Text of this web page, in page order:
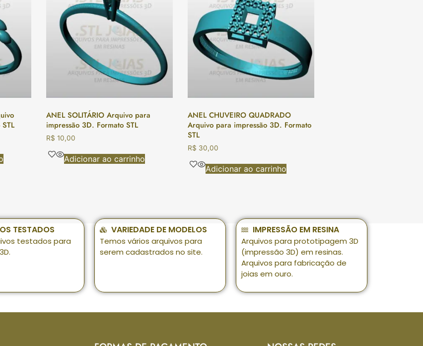
ANEL SOLITÁRIO Arquivo para
impressão 3D. Formato STL
R$ 10,00
Adicionar ao carrinho
ANEL CHUVEIRO QUADRADO
Arquivo para impressão 3D. Formato
STL
R$ 30,00
Adicionar ao carrinho
TESTADOS
testados para
VARIEDADE DE MODELOS
Temos vários arquivos para
serem cadastrados no site.
IMPRESSÃO EM RESINA
Arquivos para prototipagem 3D
(impressão 3D) em resinas.
Arquivos para fabricação de
joias em ouro.